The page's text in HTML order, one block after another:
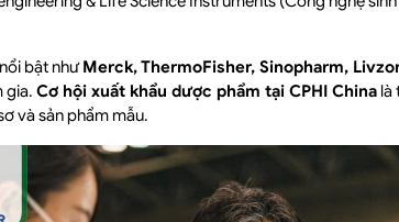
bật nhưMerck, ThermoFisher, Sinopharm,
gia. Cơ hội xuất khẩu dược phẩm tại CPHI China là
và sản phẩm mẫu.